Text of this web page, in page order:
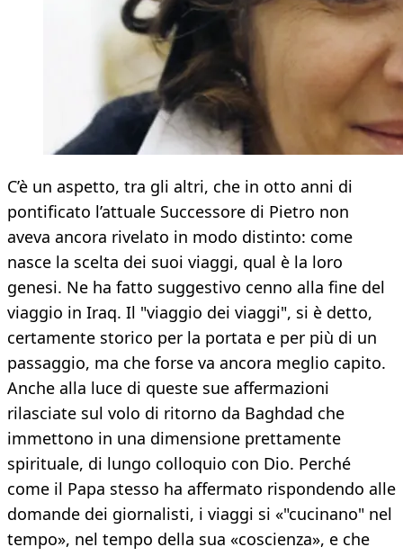
C’è un aspetto, tra gli altri, che in otto anni di
pontificato l’attuale Successore di Pietro non
aveva ancora rivelato in modo distinto: come
nasce la scelta dei suoi viaggi, qual è la loro
genesi. Ne ha fatto suggestivo cenno alla fine del
viaggio in Iraq. Il "viaggio dei viaggi", si è detto,
certamente storico per la portata e per più di un
passaggio, ma che forse va ancora meglio capito.
Anche alla luce di queste sue affermazioni
rilasciate sul volo di ritorno da Baghdad che
immettono in una dimensione prettamente
spirituale, di lungo colloquio con Dio. Perché
come il Papa stesso ha affermato rispondendo alle
domande dei giornalisti, i viaggi si «"cucinano" nel
tempo», nel tempo della sua «coscienza», e che